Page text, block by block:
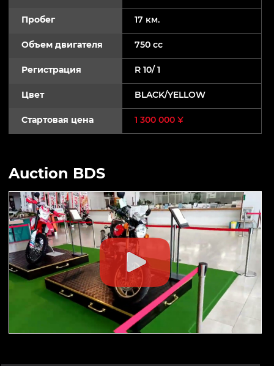
Пробег 17 км.
Объем двигателя 750 cc
Регистрация R 10/ 1
Цвет BLACK/YELLOW
Стартовая цена 1 300 000 ¥
Auction BDS